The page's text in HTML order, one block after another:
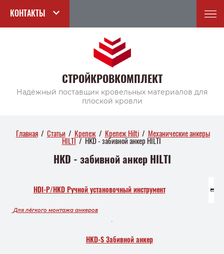
КОНТАКТЫ
СТРОЙКРОВКОМПЛЕКТ
Надёжный поставщик кровельных материалов для
плоской кровли
Главная / Статьи / Крепеж / Крепеж Hilti / Механические анкеры
HILTI
/ HKD - забивной анкер HILTI
HKD - забивной анкер HILTI
HDI-P/HKD Ручной установочный инструмент
Для лёгкого монтажа анкеров
HKD-S Забивной анкер